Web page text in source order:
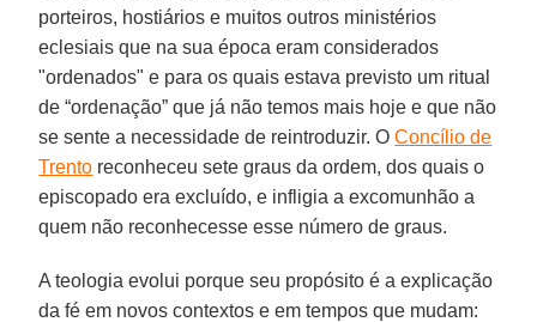
porteiros, hostiários e muitos outros ministérios
eclesiais que na sua época eram considerados
"ordenados" e para os quais estava previsto um ritual
de “ordenação” que já não temos mais hoje e que não
se sente a necessidade de reintroduzir. OConcílio de
Trento reconheceu sete graus da ordem, dos quais o
episcopado era excluído, e infligia a excomunhão a
quem não reconhecesse esse número de graus.
A teologia evolui porque seu propósito é a explicação
da fé em novos contextos e em tempos que mudam: